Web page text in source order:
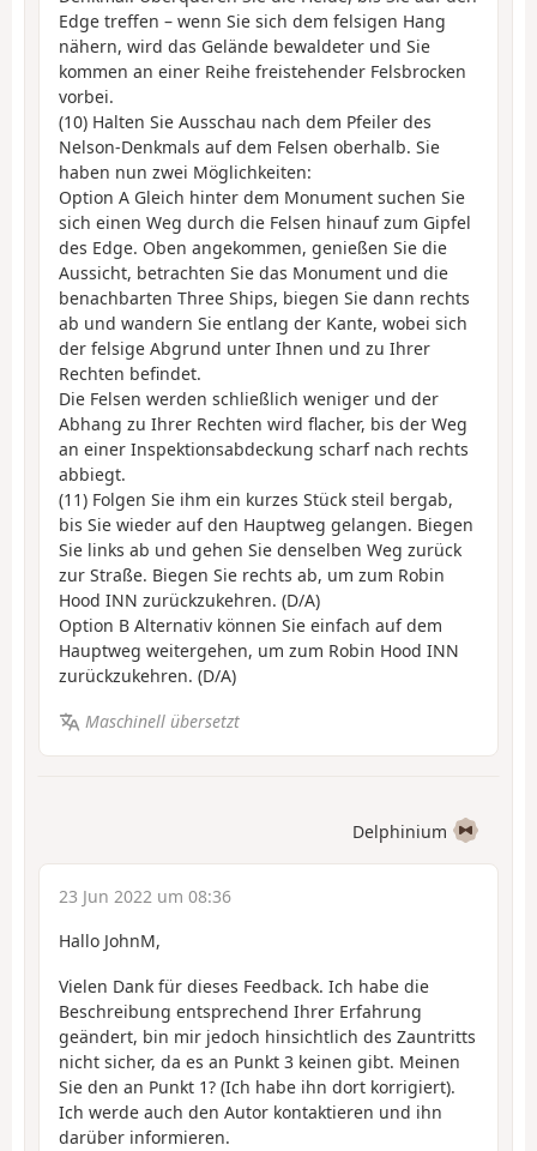
Edge treffen – wenn Sie sich dem felsigen Hang
nähern, wird das Gelände bewaldeter und Sie
kommen an einer Reihe freistehender Felsbrocken
vorbei.
(10) Halten Sie Ausschau nach dem Pfeiler des
Nelson-Denkmals auf dem Felsen oberhalb. Sie
haben nun zwei Möglichkeiten:
Option A Gleich hinter dem Monument suchen Sie
sich einen Weg durch die Felsen hinauf zum Gipfel
des Edge. Oben angekommen, genießen Sie die
Aussicht, betrachten Sie das Monument und die
benachbarten Three Ships, biegen Sie dann rechts
ab und wandern Sie entlang der Kante, wobei sich
der felsige Abgrund unter Ihnen und zu Ihrer
Rechten befindet.
Die Felsen werden schließlich weniger und der
Abhang zu Ihrer Rechten wird flacher, bis der Weg
an einer Inspektionsabdeckung scharf nach rechts
abbiegt.
(11) Folgen Sie ihm ein kurzes Stück steil bergab,
bis Sie wieder auf den Hauptweg gelangen. Biegen
Sie links ab und gehen Sie denselben Weg zurück
zur Straße. Biegen Sie rechts ab, um zum Robin
Hood INN zurückzukehren. (D/A)
Option B Alternativ können Sie einfach auf dem
Hauptweg weitergehen, um zum Robin Hood INN
zurückzukehren. (D/A)
Maschinell übersetzt
Delphinium
23 Jun 2022 um 08:36
Hallo JohnM,
Vielen Dank für dieses Feedback. Ich habe die
Beschreibung entsprechend Ihrer Erfahrung
geändert, bin mir jedoch hinsichtlich des Zauntritts
nicht sicher, da es an Punkt 3 keinen gibt. Meinen
Sie den an Punkt 1? (Ich habe ihn dort korrigiert).
Ich werde auch den Autor kontaktieren und ihn
darüber informieren.